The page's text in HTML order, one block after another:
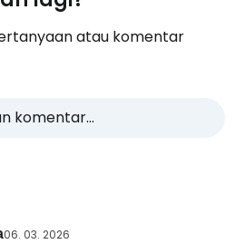
atau komentar
komentar...
06. 03. 2026